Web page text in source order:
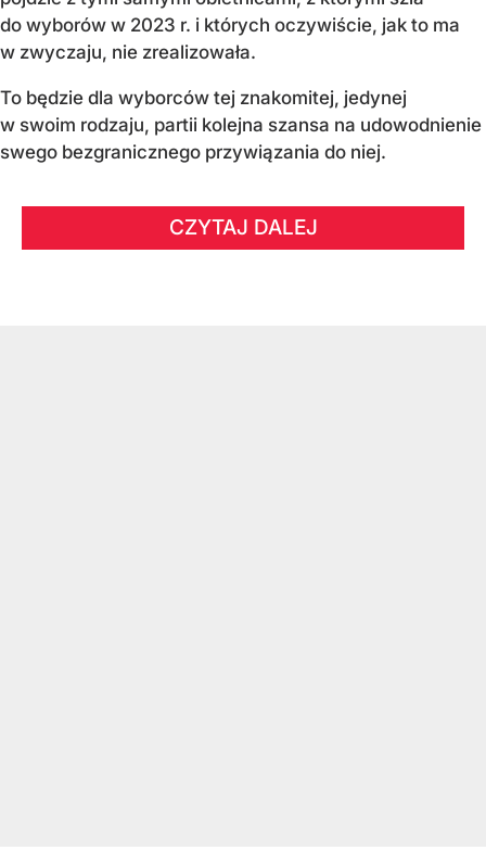
do wyborów w 2023 r. i których oczywiście, jak to ma
w zwyczaju, nie zrealizowała.
To będzie dla wyborców tej znakomitej, jedynej
w swoim rodzaju, partii kolejna szansa na udowodnienie
swego bezgranicznego przywiązania do niej.
CZYTAJ DALEJ